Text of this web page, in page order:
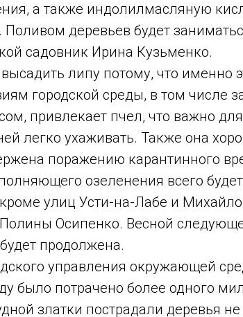
а также индолилмасляную
Поливом деревьев будет
садовник Ирина Кузьменко.
липу потому, что именно
городской среды, в том числе
привлекает пчел, что важно
легко ухаживать. Также она
поражению карантинного
озеленения всего
улиц Усти-на-Лабе и
Осипенко. Весной
продолжена.
управления окружающей
было потрачено более одного
златки пострадали деревья